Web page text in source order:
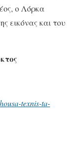
ο Λόρκα
εικόνας και του
texnis-ta-